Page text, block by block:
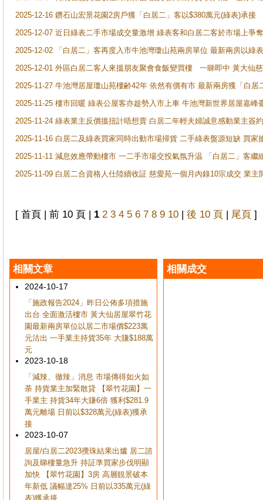
2025-12-16 鑽石山宏景花園2房戶獲「白居二」客以$380萬元(綠表)承接
2025-12-07 近日綠表二手市場成交量激增 綠表客和白居二客於市場上
2025-12-02 「白居二」客再度入市牛池灣瓊山苑兩房單位 最新兩房以綠
2025-12-01 外區白居二客人來搵朋友聚會食飯變買樓 一睇即中 黃大仙
2025-11-27 牛池灣居屋瓊山苑樓齢42年 依然有價有市 最新兩房獲「白居
2025-11-25 樓市回暖 綠表公屋客亦趁勢入市上車 牛池灣新世界居屋嘉峰
2025-11-24 綠表業主反價搵扭計唔想賣 白居二年輕夫婦誠意感動業主簽
2025-11-16 白居二及綠表買家同時出動市場掃貨 二手綠表盤源短缺 買
2025-11-11 減息效應帶動樓市 一二手市場交投氣氛升温 「白居二」客
2025-11-09 白居二合資格人仕陸續收証 慈愛苑一個月內錄10宗成交 業
[ 首頁 | 前 10 頁 | 1 2 3 4 5 6 7 8 9 10 | 後 10 頁 | 尾頁 ]
相關文章
2024-10-17
「施政報告2024」昨日公佈多項措施
出台 全面激活樓市 黃大仙居屋翠竹花
園最新兩房單位以居二市場價$223萬
元沽出 一手業主持貨35年 大賺$188萬
元
2023-10-18
「減辣、徹辣」消息 市場傳得如火如
荼 持貨業主加緊散貸 【翠竹花園】一
手業主 持貨34年大賺6倍 獲利$281.9
萬元離場 日前以$328萬元(綠表)獲承
接
2023-10-07
居屋/白居二2023攪珠結果出爐 居二諮
詢及睇樓量急升 持証準買家步伐明顯
加快 【翠竹花園】3房 高層靚景破本
年新低 議幅達25% 日前以335萬元(綠
表)獲承接
相關成交